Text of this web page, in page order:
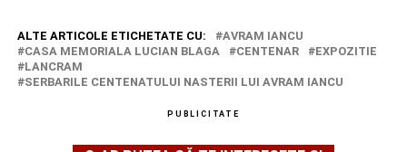
ALTE ARTICOLE ETICHETATE CU:
AVRAM IANCU
CASA MEMORIALA LUCIAN BLAGA
CENTENAR
EXPOZITIE
LANCRAM
SERBARILE CENTENATULUI NASTERII LUI AVRAM IANCU
PUBLICITATE